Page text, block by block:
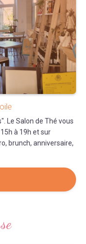
Le Salon de Thé vous
à 19h et sur
brunch, anniversaire,